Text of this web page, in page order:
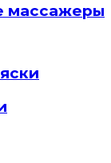
массажеры